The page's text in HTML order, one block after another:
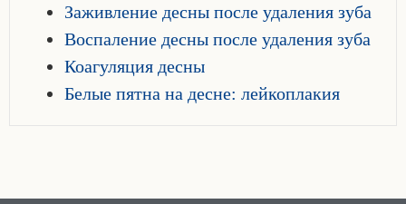
Заживление десны после удаления зуба
Воспаление десны после удаления зуба
Коагуляция десны
Белые пятна на десне: лейкоплакия